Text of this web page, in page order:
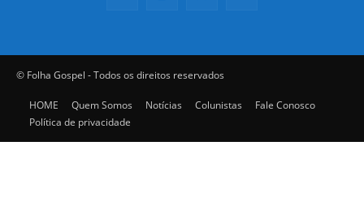
© Folha Gospel - Todos os direitos reservados
HOME Quem Somos Notícias Colunistas
Fale Conosco
Política de privacidade